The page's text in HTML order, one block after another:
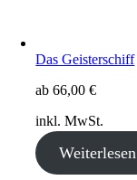
Das Geisterschiff
ab66,00€
inkl. MwSt.
Weiterlesen